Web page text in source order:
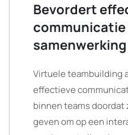
Bevordert
communicatie
Virtuele teambuilding
effectieve
binnen teams doordat
geven om op een